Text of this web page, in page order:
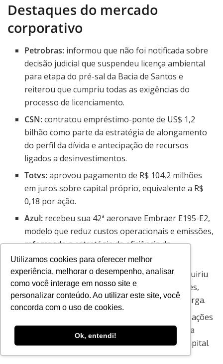
Utilizamos cookies para oferecer melhor
experiência, melhorar o desempenho, analisar
como você interage em nosso site e
personalizar conteúdo. Ao utilizar este site, você
concorda com o uso de cookies.
Ok, entendi!
Destaques do mercado
corporativo
Petrobras: informou que não foi notificada sobre
decisão judicial que suspendeu licença ambiental
para etapa do pré-sal da Bacia de Santos e
reiterou que cumpriu todas as exigências do
processo de licenciamento.
CSN:contratou empréstimo-ponte de US$ 1,2
bilhão como parte da estratégia de alongamento
do perfil da dívida e antecipação de recursos
ligados a desinvestimentos.
Totvs:aprovou pagamento de R$ 104,2 milhões
em juros sobre capital próprio, equivalente a R$
0,18 por ação.
Azul: recebeu sua 42ª aeronave Embraer E195-E2,
modelo que reduz custos operacionais e emissões,
reforçando a estratégia de eficiência da
companhia.
Claro / Desktop:a controladora da Claro adquiriu
73,01% da Desktop por cerca de R$ 2,4 bilhões,
ampliando presença no mercado de banda larga.
aprovou proposta de grupamento de ações
de 1.000 para 1 com o objetivo de simplificar a
estrutura acionária após o fechamento de capital.